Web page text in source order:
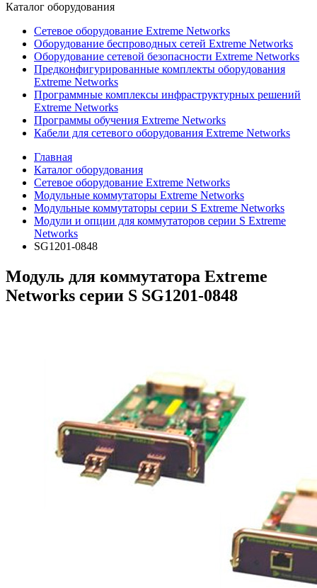
Каталог оборудования
Сетевое оборудование Extreme Networks
Оборудование беспроводных сетей Extreme Networks
Оборудование сетевой безопасности Extreme Networks
Предконфигурированные комплекты оборудования
Extreme Networks
Программные комплексы инфраструктурных решений
Extreme Networks
Программы обучения Extreme Networks
Кабели для сетевого оборудования Extreme Networks
Главная
Каталог оборудования
Сетевое оборудование Extreme Networks
Модульные коммутаторы Extreme Networks
Модульные коммутаторы серии S Extreme Networks
Модули и опции для коммутаторов серии S Extreme
Networks
SG1201-0848
Модуль для коммутатора Extreme
Networks серии S SG1201-0848